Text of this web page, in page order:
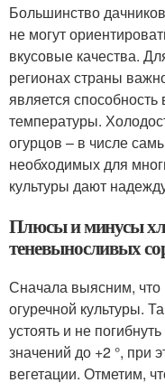
Большинство
не могут
вкусовые качества.
регионах страны
является
температуры.
огурцов – в числе
необходимых для
культуры дают
Плюсы и минусы
теневыносливых
Сначала выясним, что
огуречной культуры.
устоять и не
значений до +2 °, при
вегетации. Отметим,